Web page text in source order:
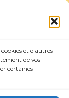
et d'autres
de vos
certaines
privé